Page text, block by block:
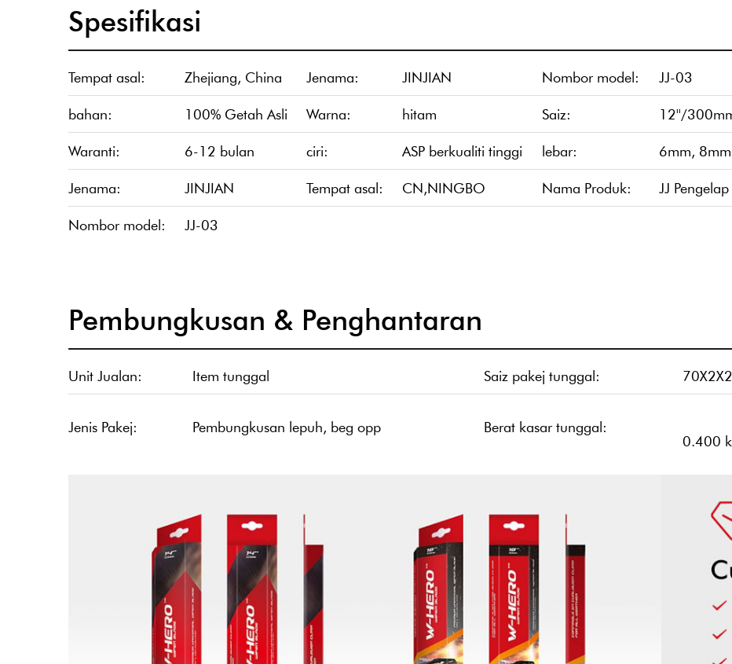
Spesifikasi
Tempat asal: Zhejiang, China Jenama: JINJIAN Nombor model:
JJ-03
bahan:
100% Getah Asli Warna: hitam Saiz:
12''/
Waranti:
6-12 bulan ciri: ASP berkualiti tinggi lebar:
6mm,
Jenama:
JINJIAN Tempat asal: CN,NINGBO Nama Produk:
JJ
Nombor model:
JJ-03
Pembungkusan & Penghantaran
Unit Jualan: Item tunggal Saiz pakej tunggal:
Jenis Pakej: Pembungkusan lepuh, beg opp Berat kasar tunggal:
0.400